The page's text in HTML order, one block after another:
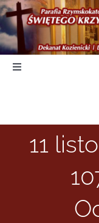
Skip
to
content
Toggle
Duszpasterstwo
Nabożeństwa
11